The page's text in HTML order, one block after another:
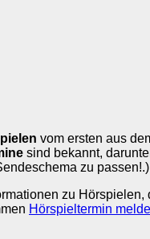
vom ersten aus
sind bekannt,
zu passen!.)
zu
Hörspieltermin